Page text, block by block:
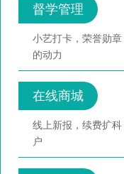
督学管理
小艺打卡，荣誉勋
的动力
在线商城
线上新报，续费扩
户